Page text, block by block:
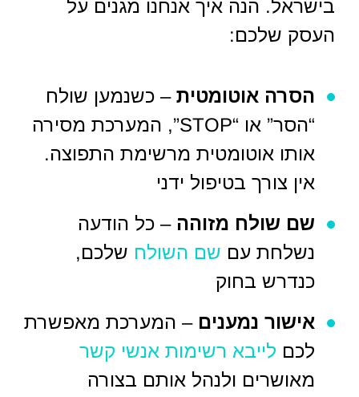
בישראל. הנה איך אנחנו מגנים על
העסק שלכם:
הסרה אוטומטית – כשנמען שולח
“הסר” או “STOP”, המערכת מסירה
אותו אוטומטית מרשימת התפוצה.
אין צורך בטיפול ידני
שם שולח מזוהה – כל הודעה
נשלחת עם שם השולח שלכם,
כנדרש בחוק
אישור נמענים – המערכת מאפשרת
לכם לייבא רשימות אנשי קשר
מאושרים ולנהל אותם בצורה